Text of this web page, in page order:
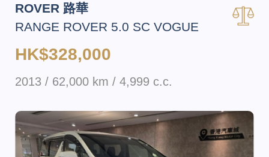
ROVER 路華
RANGE ROVER 5.0 SC VOGUE
HK$328,000
2013 / 62,000 km / 4,999 c.c.